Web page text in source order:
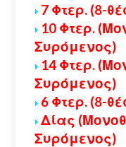
7 Φτερ. (8-
10 Φτερ.
Συρόμενος)
14 Φτερ.
Συρόμενος)
6 Φτερ. (8-
Δίας
Συρόμενος)